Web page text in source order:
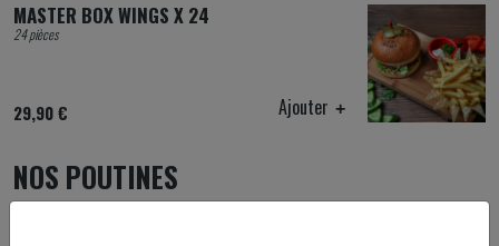
MASTER BOX WINGS X 24
24 pièces
29,90 € Ajouter
NOS POUTINES